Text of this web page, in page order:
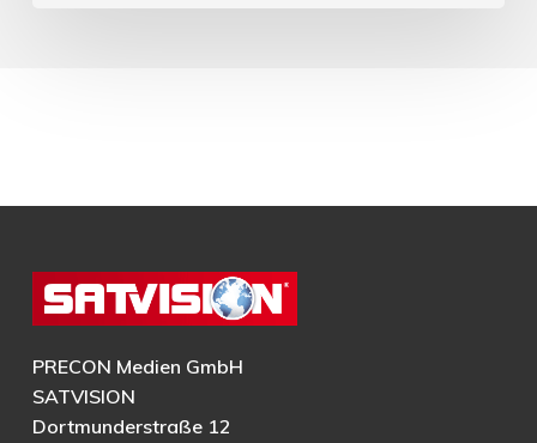
PRECON Medien GmbH
SATVISION
Dortmunderstraße 12